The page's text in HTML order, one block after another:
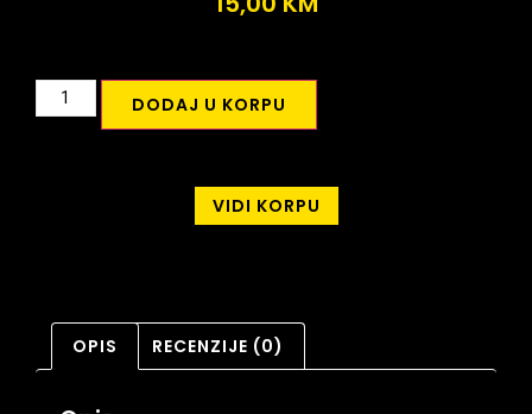
DODAJ U KORPU
VIDI KORPU
OPIS RECENZIJE (0)